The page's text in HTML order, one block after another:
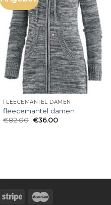
FLEECEMANTEL DAMEN
fleecemantel damen
€82.00 €36.00